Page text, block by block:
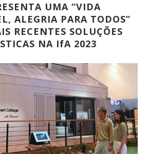
UMA “VIDA
ALEGRIA PARA TODOS”
RECENTES SOLUÇÕES
NA IfA 2023